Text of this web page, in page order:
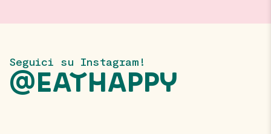
Seguici su Instagram!
@EATHAPPY